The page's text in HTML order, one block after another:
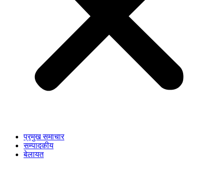
प्रमुख समाचार
सम्पादकीय
बेलायत